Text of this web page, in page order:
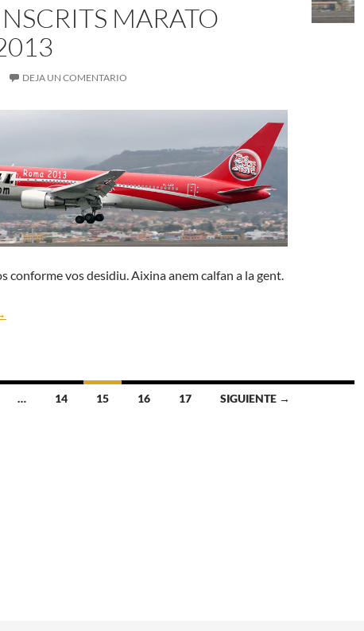
MARATO
DEJA UN COMENTARIO
conforme vos desidiu. Aixina anem calfan a la gent.
INSCRITS MARATO ROMA 2013
… 14 15 16 17 SIGUIENTE →